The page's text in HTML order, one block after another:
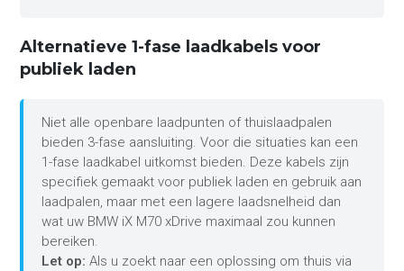
Alternatieve 1-fase laadkabels voor
publiek laden
Niet alle openbare laadpunten of thuislaadpalen
bieden 3-fase aansluiting. Voor die situaties kan een
1-fase laadkabel uitkomst bieden. Deze kabels zijn
specifiek gemaakt voor publiek laden en gebruik aan
laadpalen, maar met een lagere laadsnelheid dan
wat uw BMW iX M70 xDrive maximaal zou kunnen
bereiken.
Let op: Als u zoekt naar een oplossing om thuis via